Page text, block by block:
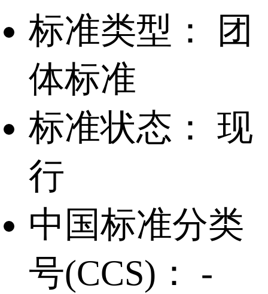
标准类型：
团
体标准
标准状态：
现
行
中国标准分类
号(CCS)：
-